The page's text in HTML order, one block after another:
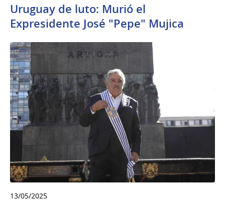
Uruguay de luto: Murió el
Expresidente José "Pepe" Mujica
13/05/2025